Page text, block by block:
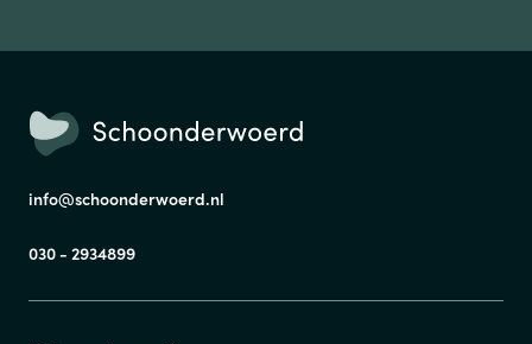
info@schoonderwoerd.nl
030 - 2934899
TELEFOONNUMMER
VERSTUREN
Wij verkopen nooit gegevens aan derden. Hoe wij omgaan met je